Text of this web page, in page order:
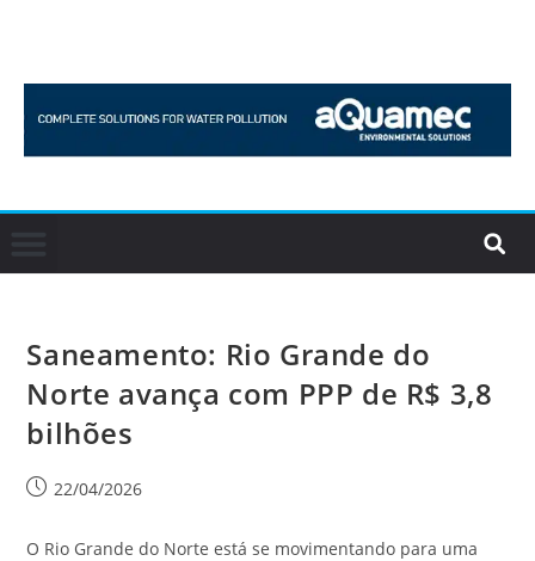
Saneamento: Rio Grande do
Norte avança com PPP de R$ 3,8
bilhões
22/04/2026
O Rio Grande do Norte está se movimentando para uma